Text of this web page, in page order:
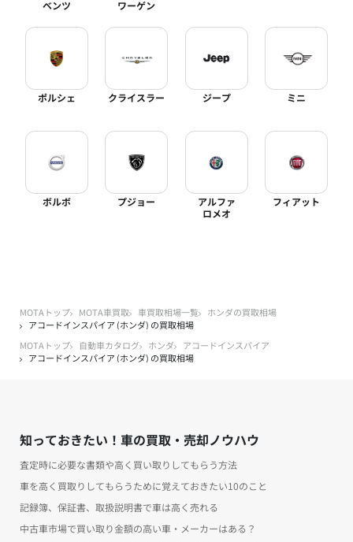
ベンツ
ワーゲン
ポルシェ クライスラー ジープ ミニ
ボルボ プジョー
アルファ
ロメオ
フィアット
MOTAトップ MOTA車買取 車買取相場一覧
ホンダの買取相場
アコードインスパイア (ホンダ) の買取相場
MOTAトップ
自動車カタログ ホンダ
アコードインスパイア
アコードインスパイア (ホンダ) の買取相場
知っておきたい！車の買取・売却ノウハウ
査定時に必要な書類や高く買い取りしてもらう方法
車を高く買取りしてもらうために覚えておきたい10のこと
記録簿、保証書、取扱説明書で車は高く売れる
中古車市場で買い取り金額の高い車・メーカーはある？